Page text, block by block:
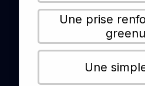
Une prise
Une